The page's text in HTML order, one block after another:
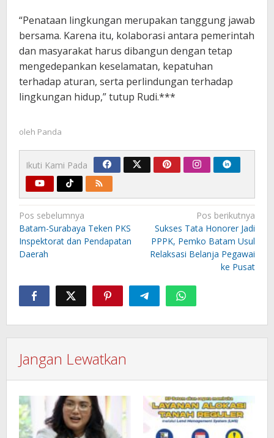
“Penataan lingkungan merupakan tanggung jawab
bersama. Karena itu, kolaborasi antara pemerintah
dan masyarakat harus dibangun dengan tetap
mengedepankan keselamatan, kepatuhan
terhadap aturan, serta perlindungan terhadap
lingkungan hidup,” tutup Rudi.***
oleh Panda
Ikuti Kami Pada
Navigasi
pos
Pos sebelumnya
Batam-Surabaya Teken PKS
Inspektorat dan Pendapatan
Daerah
Pos berikutnya
Sukses Tata Honorer Jadi
PPPK, Pemko Batam Usul
Relaksasi Belanja Pegawai
ke Pusat
Jangan Lewatkan